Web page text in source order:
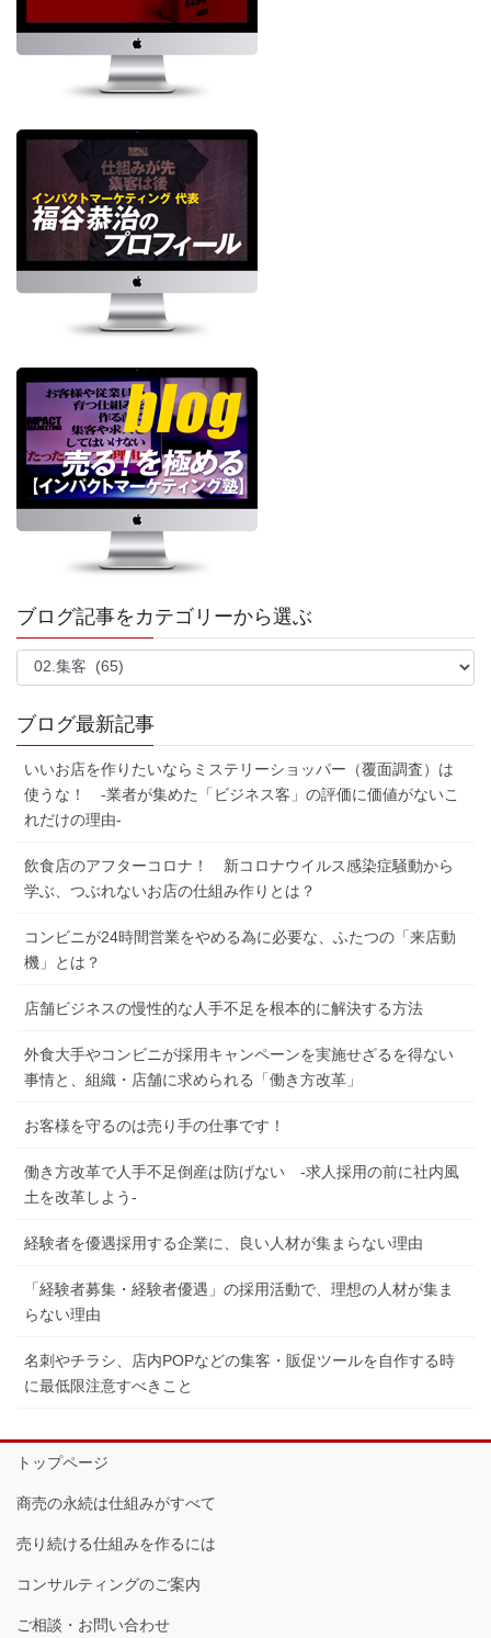
ブログ記事をカテゴリーから選ぶ
ロ
記
事
を
カ
テ
リ
ー
ら
選
ブログ最新記事
いいお店を作りたいならミステリーショッパー（覆面調査）は
使うな！ -業者が集めた「ビジネス客」の評価に価値がないこ
れだけの理由-
飲食店のアフターコロナ！ 新コロナウイルス感染症騒動から
学ぶ、つぶれないお店の仕組み作りとは？
コンビニが24時間営業をやめる為に必要な、ふたつの「来店動
機」とは？
店舗ビジネスの慢性的な人手不足を根本的に解決する方法
外食大手やコンビニが採用キャンペーンを実施せざるを得ない
事情と、組織・店舗に求められる「働き方改革」
お客様を守るのは売り手の仕事です！
働き方改革で人手不足倒産は防げない -求人採用の前に社内風
土を改革しよう-
経験者を優遇採用する企業に、良い人材が集まらない理由
「経験者募集・経験者優遇」の採用活動で、理想の人材が集ま
らない理由
名刺やチラシ、店内POPなどの集客・販促ツールを自作する時
に最低限注意すべきこと
トップページ
商売の永続は仕組みがすべて
売り続ける仕組みを作るには
コンサルティングのご案内
ご相談・お問い合わせ